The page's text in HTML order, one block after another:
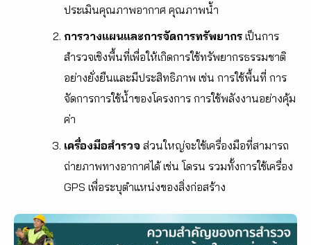
ประเมินคุณภาพอากาศ คุณภาพน้ำ
การวางแผนและการจัดการทรัพยากร เป็นการ
สำรวจเชิงพื้นที่เพื่อให้เกิดการใช้ทรัพยากรธรรมชาติ
อย่างยั่งยืนและมีประสิทธิภาพ เช่น การใช้พื้นที่ การ
จัดการการใช้น้ำของโครงการ การใช้พลังงานอย่างคุ้ม
ค่า
เครื่องมือสำรวจ ส่วนใหญ่จะใช้เครื่องมือที่สามารถ
ถ่ายภาพทางอากาศได้ เช่น โดรน รวมทั้งการใช้เครื่อง
GPS เพื่อระบุตำแหน่งของสิ่งก่อสร้าง